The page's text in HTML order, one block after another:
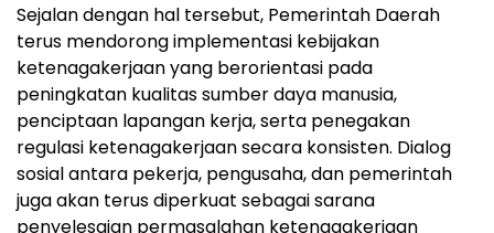
Sejalan dengan hal tersebut, Pemerintah Daerah
terus mendorong implementasi kebijakan
ketenagakerjaan yang berorientasi pada
peningkatan kualitas sumber daya manusia,
penciptaan lapangan kerja, serta penegakan
regulasi ketenagakerjaan secara konsisten. Dialog
sosial antara pekerja, pengusaha, dan pemerintah
juga akan terus diperkuat sebagai sarana
penyelesaian permasalahan ketenagakerjaan